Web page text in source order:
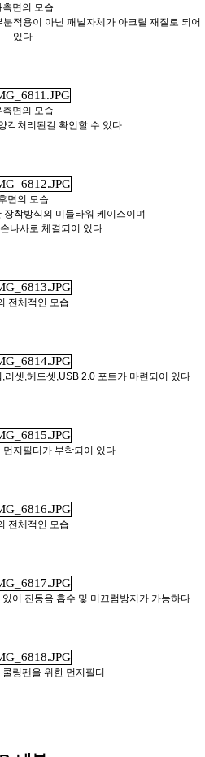
측면의 모습
적용이 아닌 패널자체가 아크릴 재질로 되어
있다
측면의 모습
각처리된걸 확인할 수 있다
면의 모습
장착방식의 미들타워 케이스이며
나사로 체결되어 있다
전체적인 모습
셋,헤드셋,USB 2.0 포트가 마련되어 있다
먼지필터가 부착되어 있다
전체적인 모습
어 진동음 흡수 및 미끄럼방지가 가능하다
링팬을 위한 먼지필터